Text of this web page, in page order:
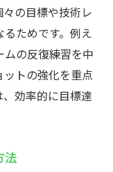
の目標や技術レ
ためです。例え
の反復練習を中
トの強化を重点
効率的に目標達
法